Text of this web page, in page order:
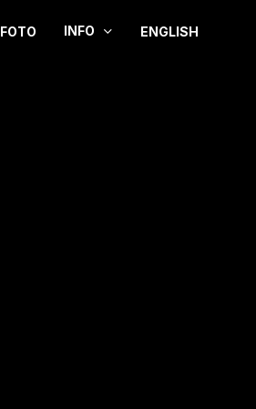
FOTO INFO ENGLISH